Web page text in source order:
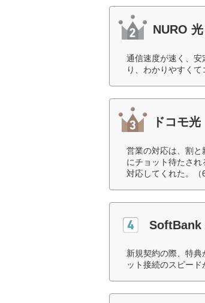
NURO 光
通信速度が速く、
り、わかりやすくて
ドコモ光
営業の対応は、割
にチョット待たさ
対応してくれた。（
SoftBank
新規契約の際、特
ット接続のスピード